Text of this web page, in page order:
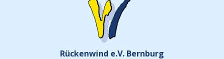
Rückenwind e.V. Bernburg